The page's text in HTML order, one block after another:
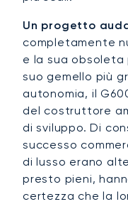
Un progetto
completamente
e la sua obsoleta
suo gemello più
autonomia, il
del costruttore
di sviluppo. Di
successo
di lusso erano
presto pieni,
certezza che la